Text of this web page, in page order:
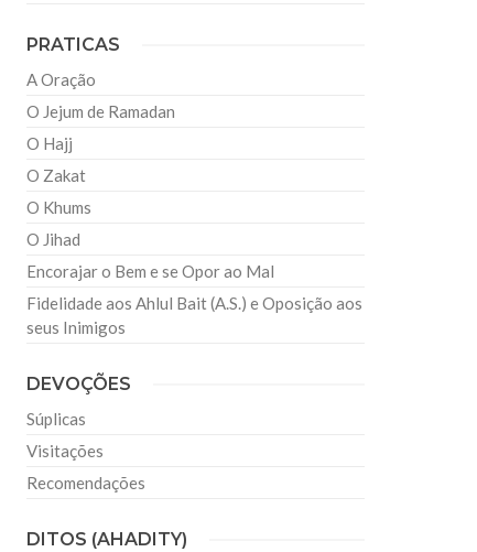
PRATICAS
A Oração
O Jejum de Ramadan
O Hajj
O Zakat
O Khums
O Jihad
Encorajar o Bem e se Opor ao Mal
Fidelidade aos Ahlul Bait (A.S.) e Oposição aos
seus Inimigos
DEVOÇÕES
Súplicas
Visitações
Recomendações
DITOS (AHADITY)